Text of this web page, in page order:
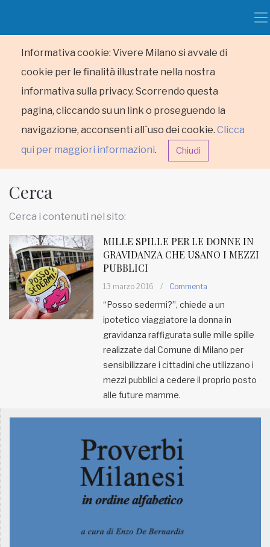
Informativa cookie: Vivere Milano si avvale di
cookie per le finalità illustrate nella nostra
informativa sulla privacy. Scorrendo questa
pagina, cliccando su un link o proseguendo la
navigazione, acconsenti all´uso dei cookie. Clicca
qui per maggiori informazioni. Chiudi
HOME
RUBRICHE
MUNICIPI
Inviateci le vostre segnalazioni
Fondato e diretto da Enzo De
EDB edizioni - Via Brivio angolo C.
Imbonati, 89 20159 Milano (Italia)
Informativa sulla privacy
Cerca
Cerca i contenuti nel sito:
MILLE SPILLE PER LE DONNE IN
GRAVIDANZA CHE USANO I MEZZI
PUBBLICI
13 marzo 2016 / Commenta
“Posso sedermi?”, chiede a un
ipotetico viaggiatore la donna in
gravidanza raffigurata sulle mille spille
realizzate dal Comune di Milano per
sensibilizzare i cittadini che utilizzano i
mezzi pubblici a cedere il proprio posto
alle future mamme.